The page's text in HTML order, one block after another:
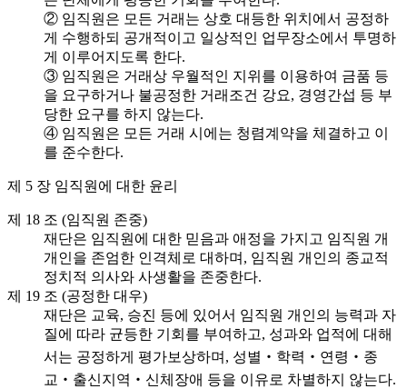
② 임직원은 모든 거래는 상호 대등한 위치에서 공정하
게 수행하되 공개적이고 일상적인 업무장소에서 투명하
게 이루어지도록 한다.
③ 임직원은 거래상 우월적인 지위를 이용하여 금품 등
을 요구하거나 불공정한 거래조건 강요, 경영간섭 등 부
당한 요구를 하지 않는다.
④ 임직원은 모든 거래 시에는 청렴계약을 체결하고 이
를 준수한다.
제 5 장 임직원에 대한 윤리
제 18 조 (임직원 존중)
재단은 임직원에 대한 믿음과 애정을 가지고 임직원 개
개인을 존엄한 인격체로 대하며, 임직원 개인의 종교적
정치적 의사와 사생활을 존중한다.
제 19 조 (공정한 대우)
재단은 교육, 승진 등에 있어서 임직원 개인의 능력과 자
질에 따라 균등한 기회를 부여하고, 성과와 업적에 대해
서는 공정하게 평가보상하며, 성별‧학력‧연령‧종
교‧출신지역‧신체장애 등을 이유로 차별하지 않는다.